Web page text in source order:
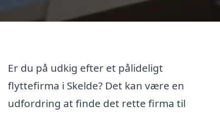
Er du på udkig efter et pålideligt
flyttefirma i Skelde? Det kan være en
udfordring at finde det rette firma til